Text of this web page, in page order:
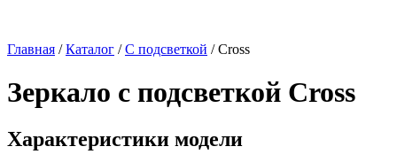
Главная /Каталог /С подсветкой /Cross
Зеркало с подсветкой Cross
Характеристики модели